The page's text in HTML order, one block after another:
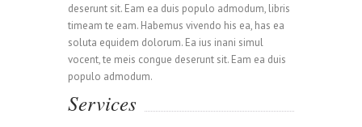
deserunt sit. Eam ea duis populo admodum, libris
timeam te eam. Habemus vivendo his ea, has ea
soluta equidem dolorum. Ea ius inani simul
vocent, te meis congue deserunt sit. Eam ea duis
populo admodum.
Services